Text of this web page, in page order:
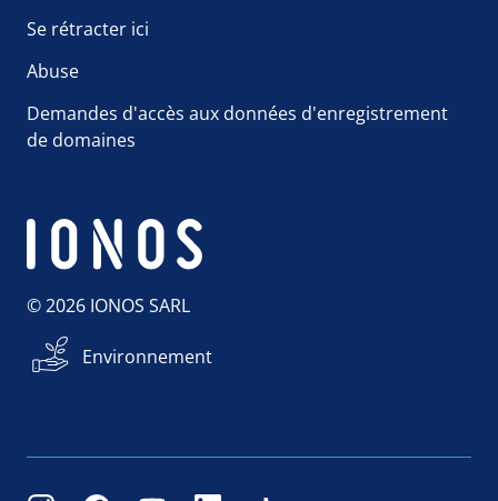
Se rétracter ici
Abuse
Demandes d'accès aux données d'enregistrement
de domaines
© 2026 IONOS SARL
Environnement